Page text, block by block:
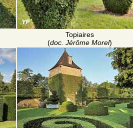
Topiaires
(doc. Jérôme Morel)